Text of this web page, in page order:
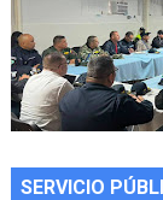
SERVICIO